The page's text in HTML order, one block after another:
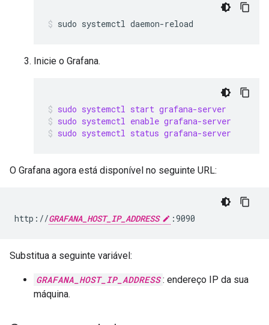
Inicie o Grafana.
sudo systemctl start grafana-server
sudo systemctl enable grafana-server
sudo systemctl status grafana-server
O Grafana agora está disponível no seguinte URL:
http://GRAFANA_HOST_IP_ADDRESS
Substitua a seguinte variável:
GRAFANA_HOST_IP_ADDRESS : endereço IP da sua
máquina.